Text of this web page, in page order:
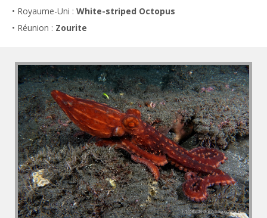
• Royaume-Uni : White-striped Octopus
• Réunion : Zourite